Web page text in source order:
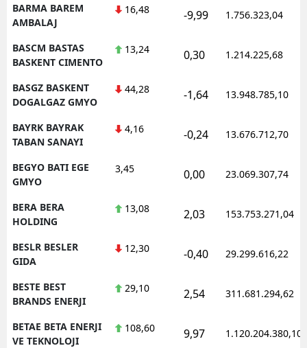
BARMA BAREM
AMBALAJ
16,48 -9,99 1.756.323,04
BASCM BASTAS
BASKENT CIMENTO
13,24 0,30 1.214.225,68
BASGZ BASKENT
DOGALGAZ GMYO
44,28 -1,64 13.948.785,10
BAYRK BAYRAK
TABAN SANAYI
4,16 -0,24 13.676.712,70
BEGYO BATI EGE
GMYO
3,45 0,00 23.069.307,74
BERA BERA
HOLDING
13,08 2,03 153.753.271,04
BESLR BESLER
GIDA
12,30 -0,40 29.299.616,22
BESTE BEST
BRANDS ENERJI
29,10 2,54 311.681.294,62
BETAE BETA ENERJI
VE TEKNOLOJI
108,60 9,97 1.120.204.380,10